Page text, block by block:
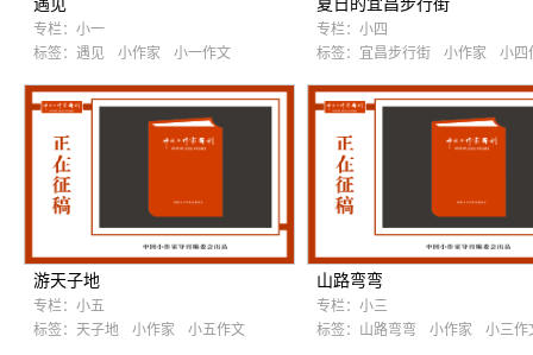
专栏： 小一
标签： 遇见 小作家 小一作文
专栏： 小四
标签： 宜昌步行街 小作家 小四
游天子地
专栏： 小五
标签： 天子地 小作家 小五作文
山路弯弯
专栏： 小三
标签： 山路弯弯 小作家 小三作